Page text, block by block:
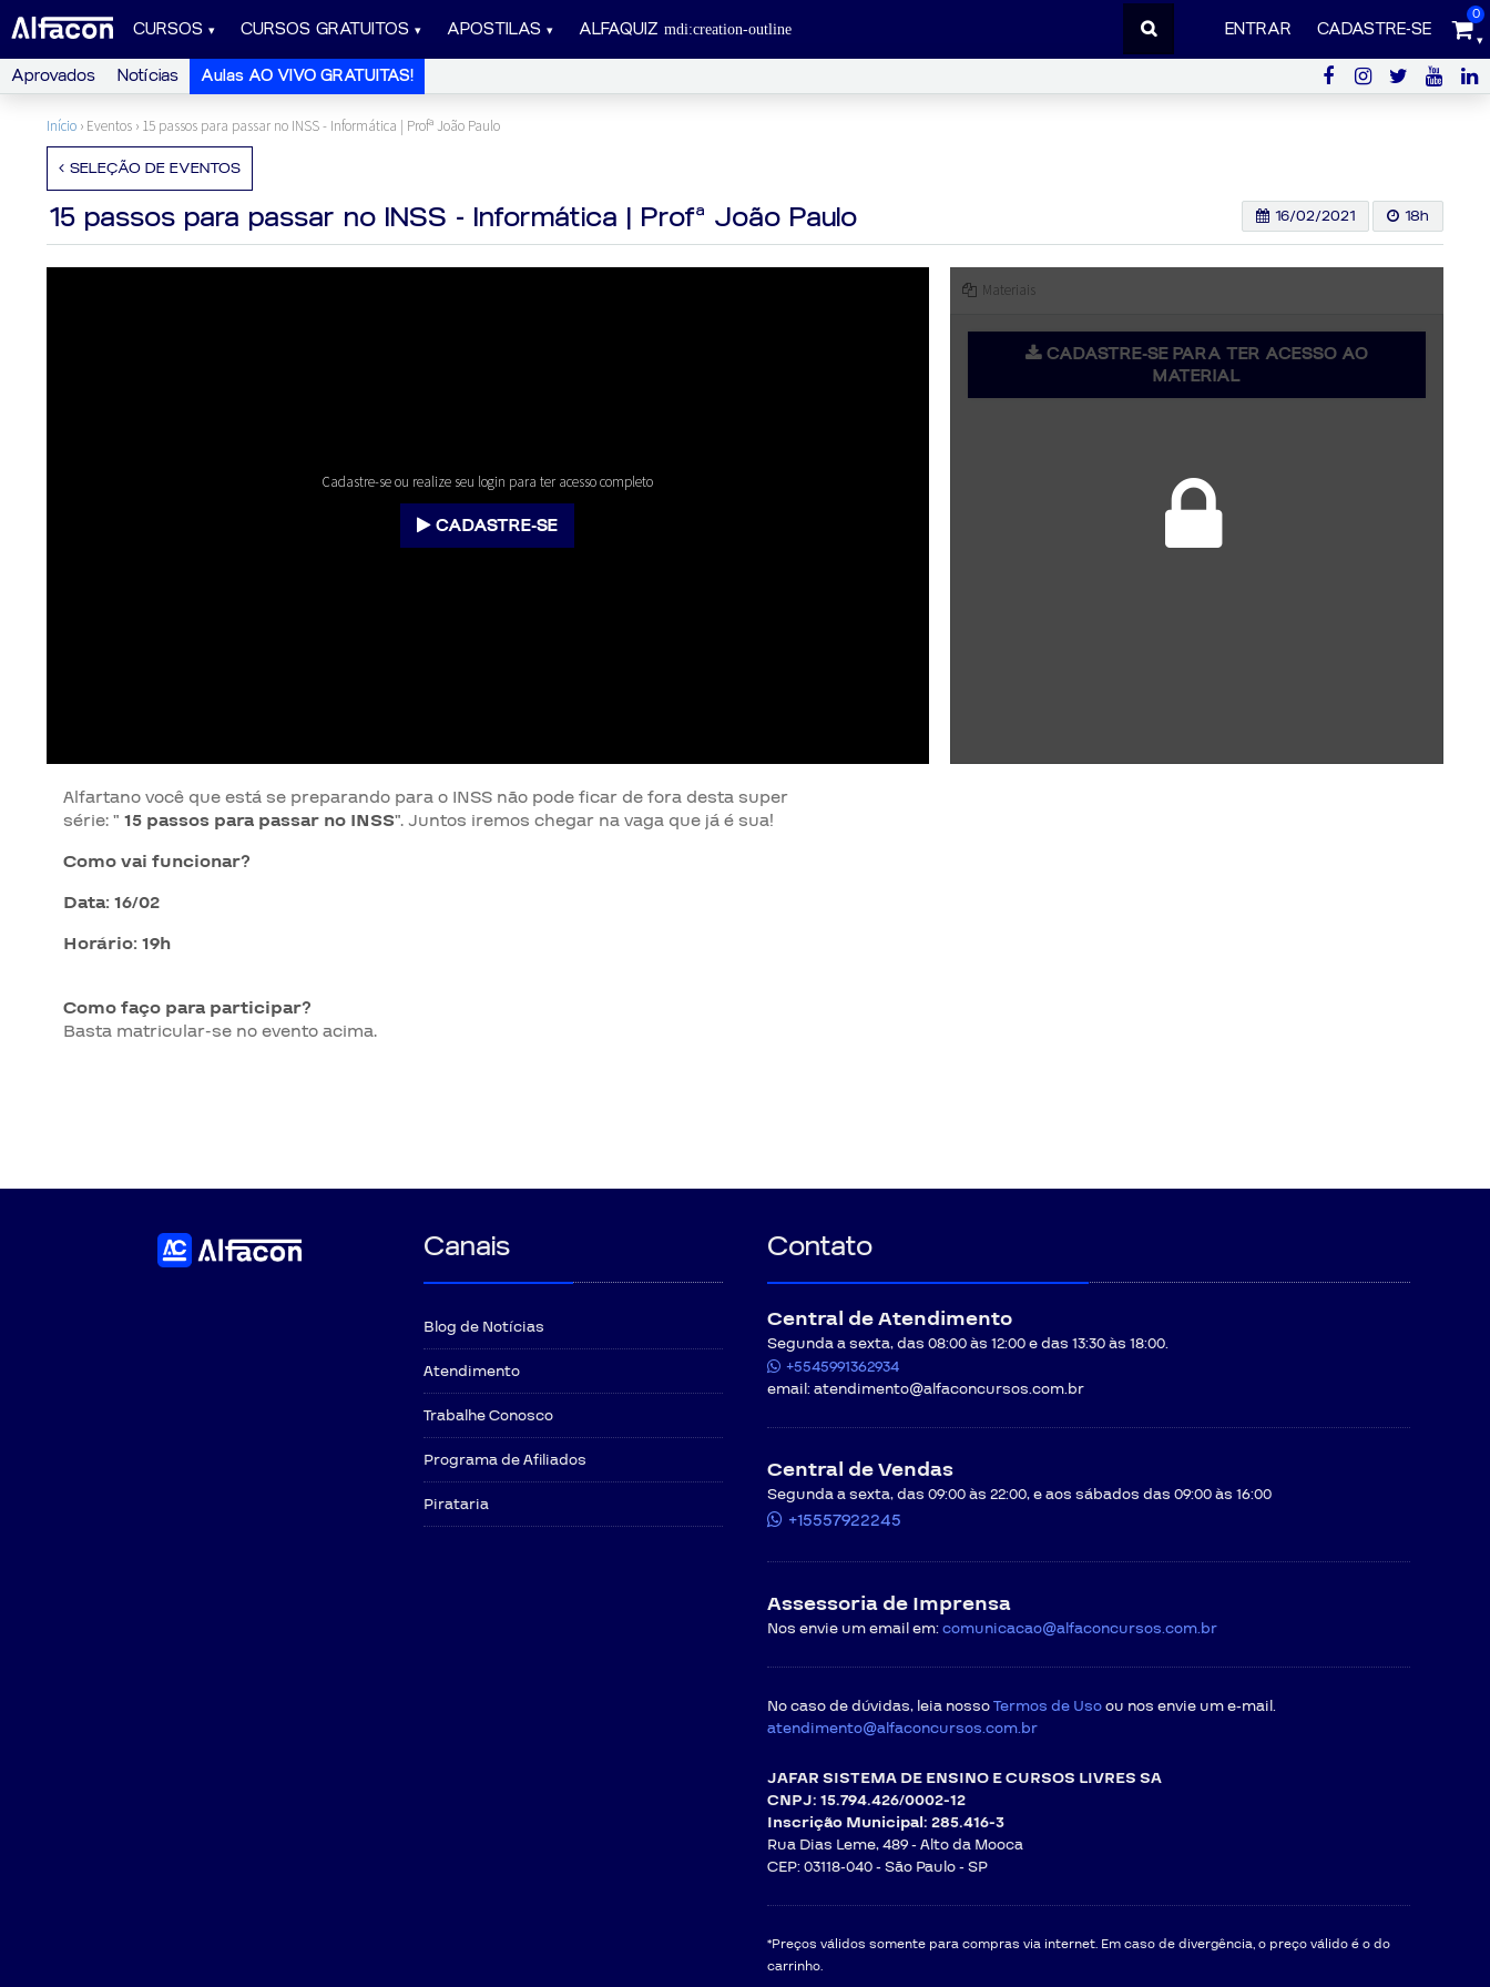
0
ENTRAR CADASTRE-SE
CURSOS CURSOS GRATUITOS APOSTILAS ALFAQUIZ
Aprovados Notícias Aulas AO VIVO GRATUITAS!
Início › Eventos › 15 passos para passar no INSS - Informática | Profª João Paulo
SELEÇÃO DE EVENTOS
15 passos para passar no INSS - Informática | Profª João Paulo 16/02/2021 18h
Cadastre-se ou realize seu login para ter acesso completo
CADASTRE-SE
Materiais
CADASTRE-SE PARA TER ACESSO AO
MATERIAL
Alfartano você que está se preparando para o INSS não pode ficar de fora desta super
série: " 15 passos para passar no INSS". Juntos iremos chegar na vaga que já é sua!
Como vai funcionar?
Data: 16/02
Horário: 19h
Como faço para participar?
Basta matricular-se no evento acima.
Canais
Blog de Notícias
Atendimento
Trabalhe Conosco
Programa de Afiliados
Pirataria
Contato
Central de Atendimento
Segunda a sexta, das 08:00 às 12:00 e das 13:30 às 18:00.
+5545991362934
email:atendimento@alfaconcursos.com.br
Central de Vendas
Segunda a sexta, das 09:00 às 22:00, e aos sábados das 09:00 às 16:00
+15557922245
Assessoria de Imprensa
Nos envie um email em:comunicacao@alfaconcursos.com.br
No caso de dúvidas, leia nossoTermos de Usoou nos envie um e-mail.
atendimento@alfaconcursos.com.br
JAFAR SISTEMA DE ENSINO E CURSOS LIVRES SA
CNPJ: 15.794.426/0002-12
Inscrição Municipal: 285.416-3
Rua Dias Leme, 489 - Alto da Mooca
CEP: 03118-040 -São Paulo - SP
*Preços válidos somente para compras via internet. Em caso de divergência, o preço válido é o do
carrinho.